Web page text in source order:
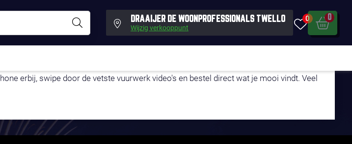
DRAAIJER DE WOONPROFESSIONALS TWELLO
Wijzig verkooppunt
0 0
OP JE TELEFOON!
erbij, swipe door de vetste vuurwerk video's en bestel direct wat je mooi vindt. Veel